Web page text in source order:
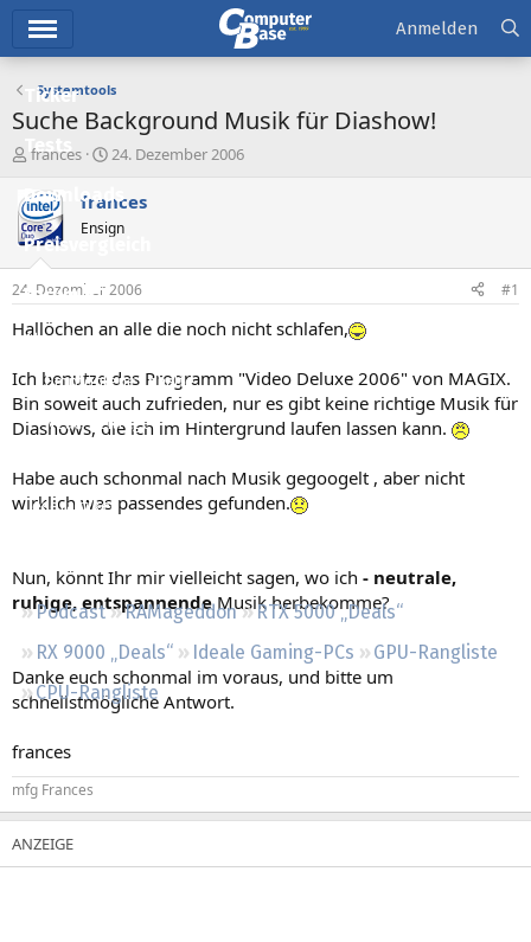
Ticker
Tests
Downloads
Preisvergleich
Forum
Aktuelles
Empfohlene Inhalte
Neue Beiträge
Leserartikel
Podcast RAMageddon
RTX 5000 „Deals“
RX 9000 „Deals“
Ideale Gaming-PCs
GPU-Rangliste
CPU-Rangliste
Anmelden
Systemtools
Suche Background Musik für Diashow!
E
s
t
e
e
r
frances
E
s
e
l
t
a
24. Dezember 2006
frances
Ensign
24. Dezember 2006 #1
Hallöchen an alle die noch nicht schlafen,
Ich benutze das Programm "Video Deluxe 2006" von MAGIX.
Bin soweit auch zufrieden, nur es gibt keine richtige Musik für
Diashows, die ich im Hintergrund laufen lassen kann.
Habe auch schonmal nach Musik gegoogelt , aber nicht
wirklich was passendes gefunden.
Nun, könnt Ihr mir vielleicht sagen, wo ich - neutrale,
ruhige, entspannendeMusik herbekomme?
Danke euch schonmal im voraus, und bitte um
schnellstmögliche Antwort.
frances
mfg Frances